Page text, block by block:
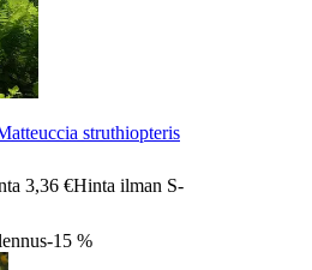
struthiopteris
3,36 €Hinta ilman S-
-15 %